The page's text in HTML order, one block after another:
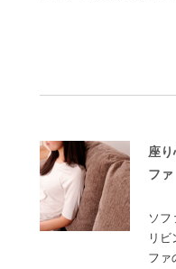
座
ファ
ソフ
リビ
ファ